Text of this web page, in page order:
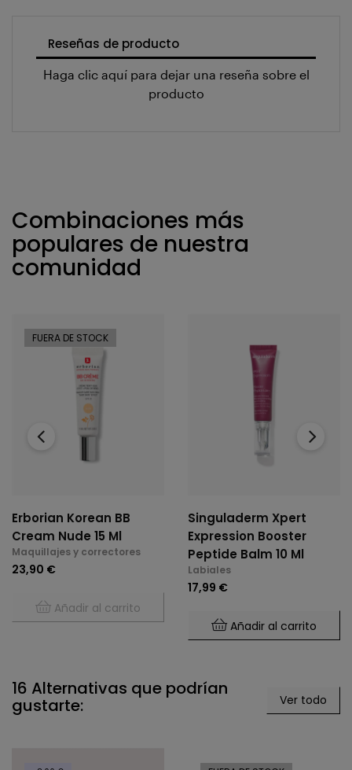
Reseñas de producto
Haga clic aquí para dejar una reseña sobre el
producto
Combinaciones más
populares de nuestra
comunidad
FUERA DE STOCK
Erborian Korean BB
Cream Nude 15 Ml
Maquillajes y correctores
23,90 €
Añadir al carrito
Singuladerm Xpert
Expression Booster
Peptide Balm 10 Ml
Labiales
17,99 €
Añadir al carrito
‹ ›
16 Alternativas que podrían
gustarte: Ver todo